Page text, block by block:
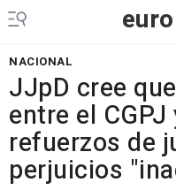
NACIONAL
JJpD cree
entre el
refuerzos de
perjuicios